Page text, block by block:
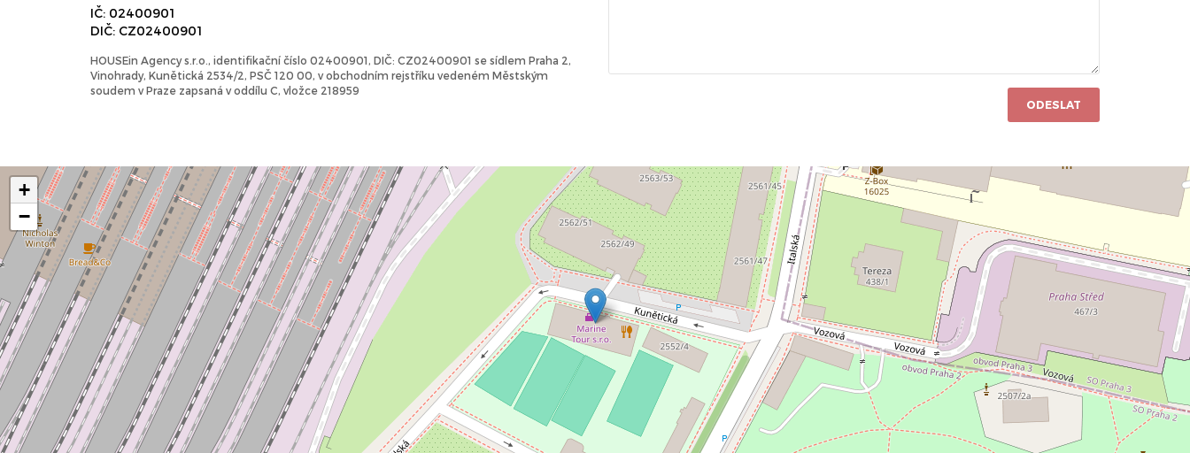
IČ: 02400901
DIČ: CZ02400901
HOUSEin Agency s.r.o., identifikační číslo 02400901, DIČ: CZ02400901 se sídlem Praha 2,
Vinohrady, Kunětická 2534/2, PSČ 120 00, v obchodním rejstříku vedeném Městským
soudem v Praze zapsaná v oddílu C, vložce 218959
ODESLAT
+
−